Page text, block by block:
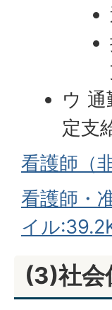
ウ
定支
看護師（
看護師・
イル
(3)社会